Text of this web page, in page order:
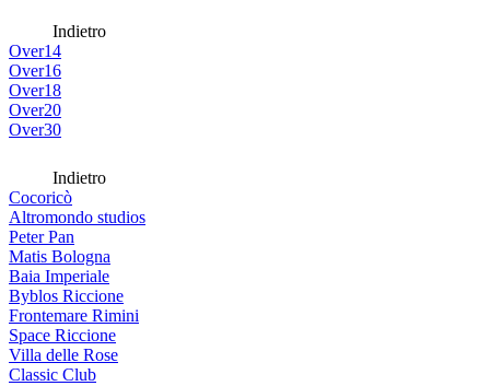
Indietro
Over14
Over16
Over18
Over20
Over30
Indietro
Cocoricò
Altromondo studios
Peter Pan
Matis Bologna
Baia Imperiale
Byblos Riccione
Frontemare Rimini
Space Riccione
Villa delle Rose
Classic Club